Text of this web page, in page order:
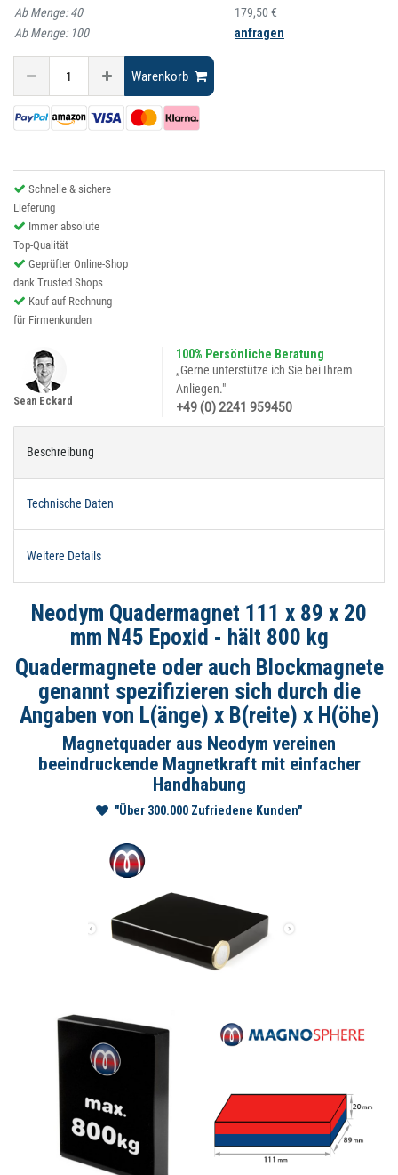
Ab Menge:40
179,50 €
Ab Menge: 100 anfragen
Warenkorb
Schnelle & sichere
Lieferung
Immer absolute
Top-Qualität
Geprüfter Online-Shop
dank Trusted Shops
Kauf auf Rechnung
für Firmenkunden
100% Persönliche Beratung
„Gerne unterstütze ich Sie bei Ihrem
Anliegen."
+49 (0) 2241 959450
Sean Eckard
Beschreibung
Technische Daten
Weitere Details
Neodym Quadermagnet 111 x 89 x 20
mm N45 Epoxid - hält 800 kg
Quadermagnete oder auch Blockmagnete
genannt spezifizieren sich durch die
Angaben von L(änge) x B(reite) x H(öhe)
Magnetquader aus Neodym vereinen
beeindruckende Magnetkraft mit einfacher
Handhabung
"Über 300.000 Zufriedene Kunden"